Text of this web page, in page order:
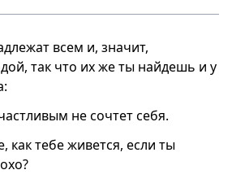
всем и, значит,
так что их же ты найдешь и у
не сочтет себя.
как тебе живется, если ты